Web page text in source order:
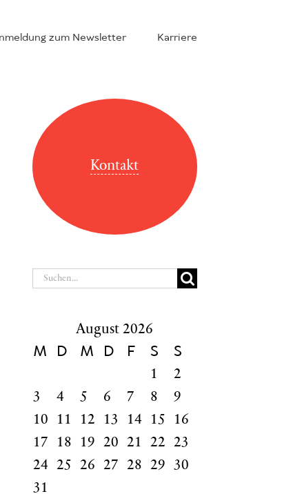
zum Newsletter Karriere
Kontakt
Suche
August 2026
M D M D F S S
1
2
3
4 5 6 7 8
9
10
11 12 13 14 15
16
17
18 19 20 21 22
23
24
25 26 27 28 29
30
31